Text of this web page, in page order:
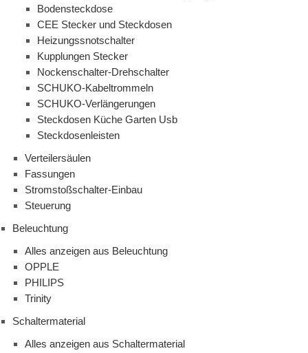
Bodensteckdose
CEE Stecker und Steckdosen
Heizungssnotschalter
Kupplungen Stecker
Nockenschalter-Drehschalter
SCHUKO-Kabeltrommeln
SCHUKO-Verlängerungen
Steckdosen Küche Garten Usb
Steckdosenleisten
Verteilersäulen
Fassungen
Stromstoßschalter-Einbau
Steuerung
Beleuchtung
Alles anzeigen aus Beleuchtung
OPPLE
PHILIPS
Trinity
Schaltermaterial
Alles anzeigen aus Schaltermaterial